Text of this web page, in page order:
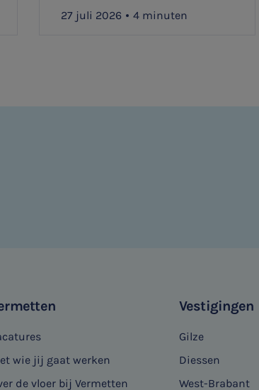
27 juli 2026 4 minuten
wie jij gaat werken
de vloer bij Vermetten
Vestigingen
Gilze
Diessen
West-Brabant